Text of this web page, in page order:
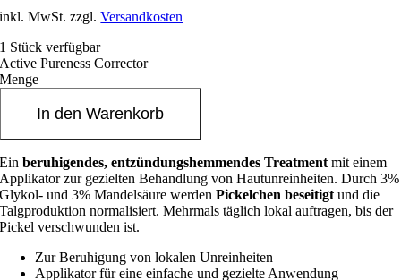
inkl. MwSt. zzgl.Versandkosten
1 Stück verfügbar
Active Pureness Corrector
Menge
In den Warenkorb
Einberuhigendes, entzündungshemmendes Treatment mit einem
Applikator zur gezielten Behandlung von Hautunreinheiten. Durch 3%
Glykol- und 3% Mandelsäure werdenPickelchen beseitigtund die
Talgproduktion normalisiert. Mehrmals täglich lokal auftragen, bis der
Pickel verschwunden ist.
Zur Beruhigung von lokalen Unreinheiten
Applikator für eine einfache und gezielte Anwendung